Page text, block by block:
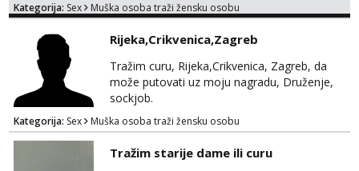
brojeve. Molim Vas bez ponuda istog spola.
Kategorija: Sex Muška osoba traži žensku osobu
Rijeka,Crikvenica,Zagreb
Tražim curu, Rijeka,Crikvenica, Zagreb, da
može putovati uz moju nagradu, Druženje,
sockjob.
Kategorija: Sex Muška osoba traži žensku osobu
Tražim starije dame ili curu